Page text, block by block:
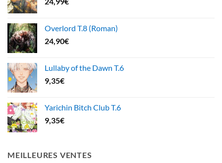
Overlord T.8 (Roman)
24,90€
Lullaby of the Dawn T.6
9,35€
Yarichin Bitch Club T.6
9,35€
MEILLEURES VENTES